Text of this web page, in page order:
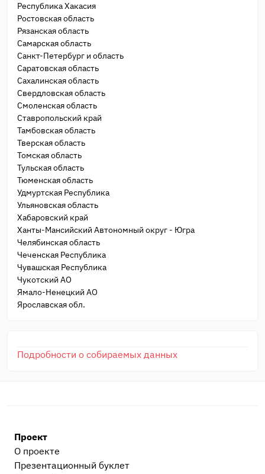
Республика Хакасия
Ростовская область
Рязанская область
Самарская область
Санкт-Петербург и область
Саратовская область
Сахалинская область
Свердловская область
Смоленская область
Ставропольский край
Тамбовская область
Тверская область
Томская область
Тульская область
Тюменская область
Удмуртская Республика
Ульяновская область
Хабаровский край
Ханты-Мансийский Автономный округ - Югра
Челябинская область
Чеченская Республика
Чувашская Республика
Чукотский АО
Ямало-Ненецкий АО
Ярославская обл.
Подробности о собираемых данных
Проект
О проекте
Презентационный букл​ет